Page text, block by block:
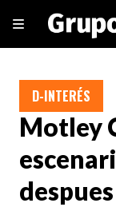
Motley
D-INTERÉS